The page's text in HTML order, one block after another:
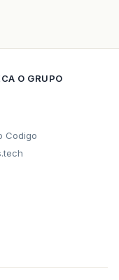
O GRUPO
Codigo